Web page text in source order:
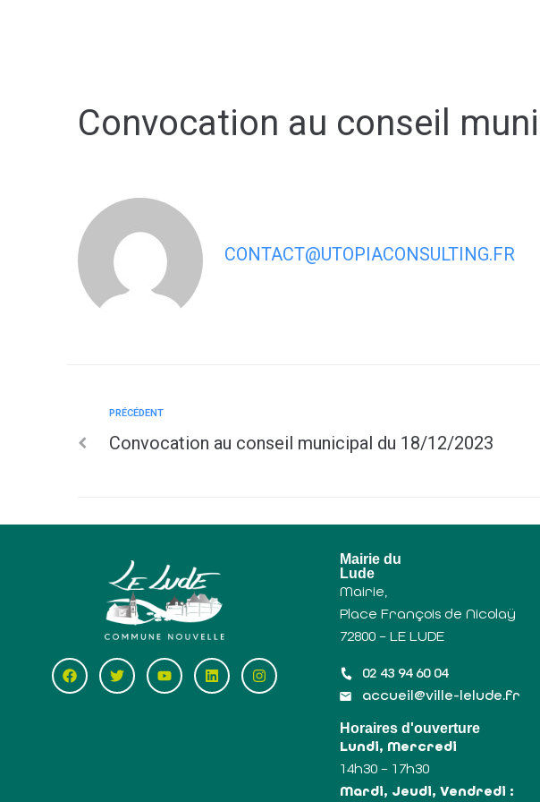
Convocation au conseil
CONTACT@UTOPIACONSULTING.FR
PRÉCÉDENT
Convocation au conseil municipal du 18/12/2023
Mairie du
Lude
Mairie,
Place François de Nicolaÿ
72800 – LE LUDE
02 43 94 60 04
accueil@ville-lelude.fr
Horaires d'ouverture
Lundi, Mercredi
14h30 – 17h30
Mardi, Jeudi, Vendredi :